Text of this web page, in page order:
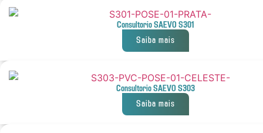
Consultorio SAEVO S301
Saiba mais
Consultorio SAEVO S303
Saiba mais